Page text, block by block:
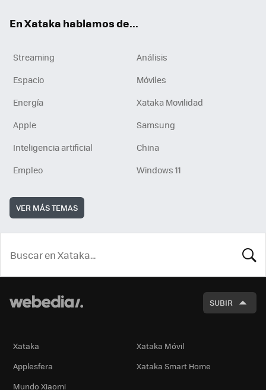
En Xataka hablamos de...
Streaming
Análisis
Espacio
Móviles
Energía
Xataka Movilidad
Apple
Samsung
Inteligencia artificial
China
Empleo
Windows 11
VER MÁS TEMAS
SUBIR
Xataka
Xataka Móvil
Applesfera
Xataka Smart Home
Mundo Xiaomi